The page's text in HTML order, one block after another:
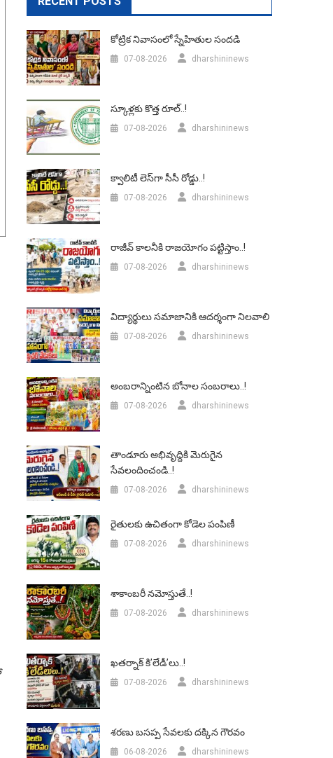
కోట్రిక నివాసంలో స్నేహితుల సందడి
07-08-2026 dharshininews
స్కూళ్లకు కొత్త రూల్..!
07-08-2026 dharshininews
క్వాలిటీ లెస్‌గా సీసీ రోడ్డు..!
07-08-2026 dharshininews
రాజీవ్ కాలనీకి రాజయోగం పట్టిస్తాం..!
07-08-2026 dharshininews
విద్యార్థులు సమాజానికి ఆదర్శంగా నిలవాలి
07-08-2026 dharshininews
అంబరాన్నింటిన బోనాల సంబరాలు..!
07-08-2026 dharshininews
తాండూరు అభివృద్దికి మెరుగైన
సేవలందించండి..!
07-08-2026 dharshininews
రైతులకు ఉచితంగా కోడెల పంపిణీ
07-08-2026 dharshininews
శాకాంబరీ నమోస్తుతే..!
07-08-2026 dharshininews
ఖతర్నాక్ కి’లేడీ’లు..!
07-08-2026 dharshininews
శరణు బసప్ప సేవలకు దక్కిన గౌరవం
06-08-2026 dharshininews